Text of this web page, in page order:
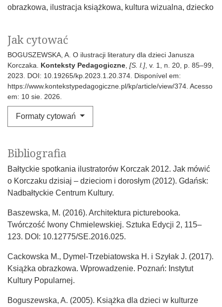
obrazkowa ilustracja książkowa kultura wizualna dziecko
Jak cytować
BOGUSZEWSKA, A. O ilustracji literatury dla dzieci Janusza
Korczaka. Konteksty Pedagogiczne [S. l.] , v. 1, n. 20, p. 85–99,
2023. DOI: 10.19265/kp.2023.1.20.374. Disponível em:
https://www.kontekstypedagogiczne.pl/kp/article/view/374. Acesso
em: 10 sie. 2026.
Formaty cytowań
Bibliografia
Bałtyckie spotkania ilustratorów Korczak 2012. Jak mówić
o Korczaku dzisiaj – dzieciom i dorosłym (2012). Gdańsk:
Nadbałtyckie Centrum Kultury.
Baszewska, M. (2016). Architektura picturebooka.
Twórczość Iwony Chmielewskiej. Sztuka Edycji 2, 115–
123. DOI: 10.12775/SE.2016.025.
Cackowska M., Dymel-Trzebiatowska H. i Szyłak J. (2017).
Książka obrazkowa. Wprowadzenie. Poznań: Instytut
Kultury Popularnej.
Boguszewska, A. (2005). Książka dla dzieci w kulturze